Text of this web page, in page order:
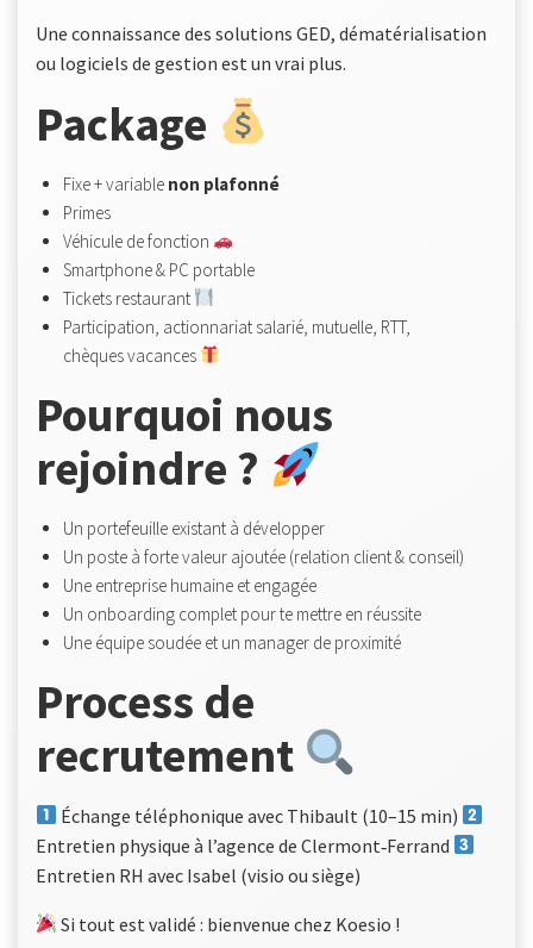
Une connaissance des solutions GED, dématérialisation
ou logiciels de gestion est un vrai plus.
Package
Fixe + variable non plafonné
Primes
Véhicule de fonction
Smartphone & PC portable
Tickets restaurant
Participation, actionnariat salarié, mutuelle, RTT,
chèques vacances
Pourquoi nous
rejoindre ?
Un portefeuille existant à développer
Un poste à forte valeur ajoutée (relation client & conseil)
Une entreprise humaine et engagée
Un onboarding complet pour te mettre en réussite
Une équipe soudée et un manager de proximité
Process de
recrutement
Échange téléphonique avec Thibault (10–15 min)
Entretien physique à l’agence de Clermont‑Ferrand
Entretien RH avec Isabel (visio ou siège)
Si tout est validé : bienvenue chez Koesio !